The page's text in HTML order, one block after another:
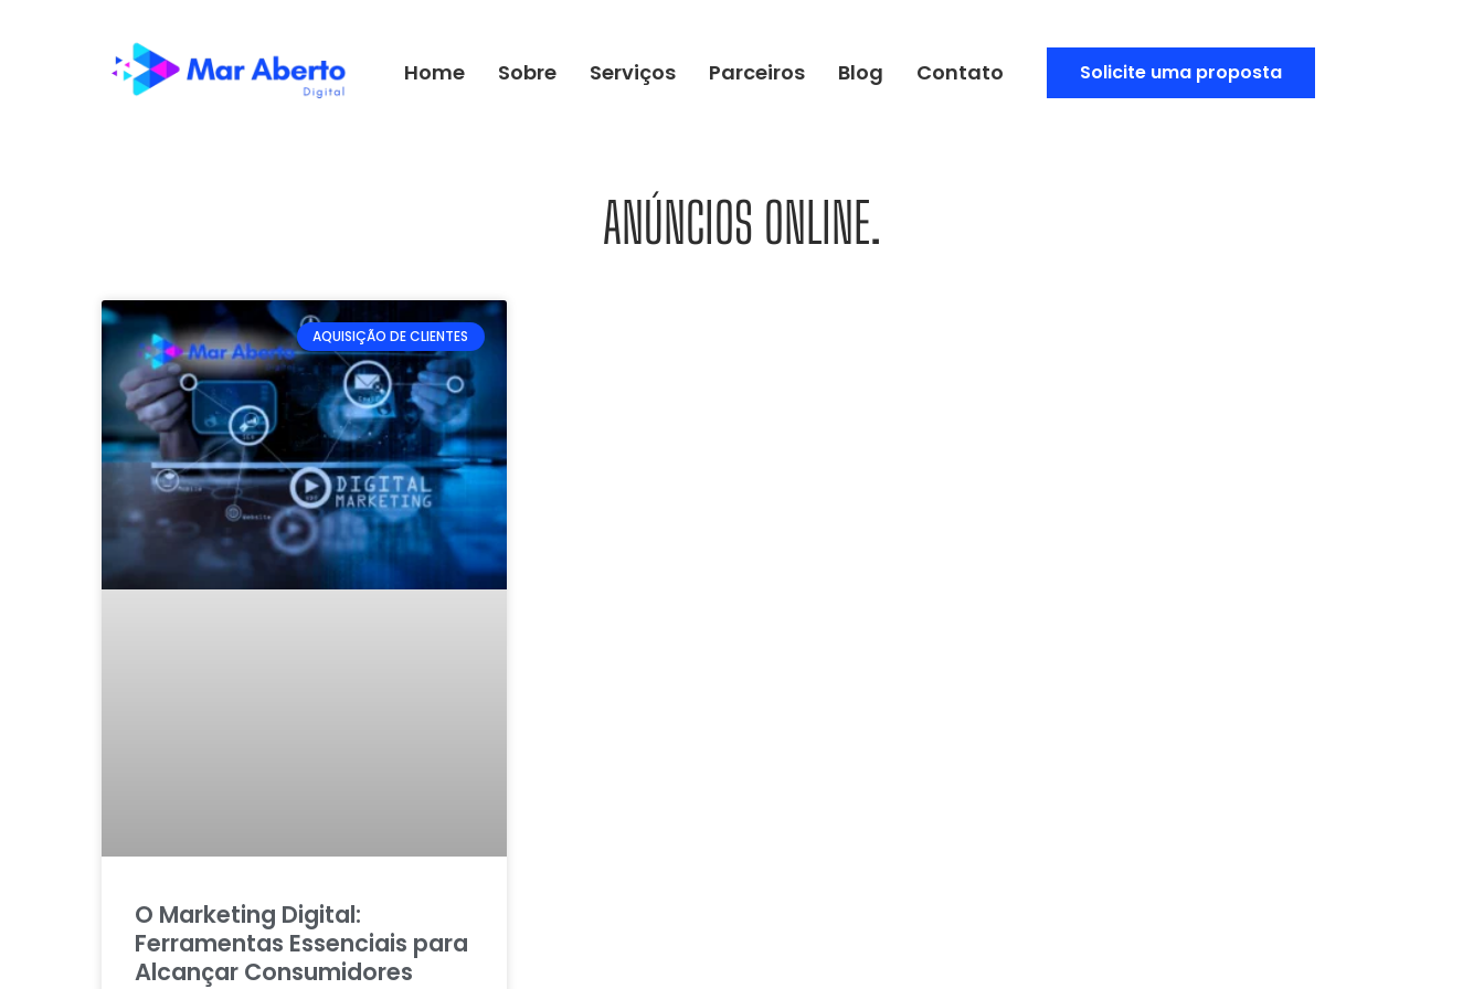
Home Sobre Serviços Parceiros Blog Contato Solicite uma proposta
ANÚNCIOS ONLINE.
AQUISIÇÃO DE CLIENTES
O Marketing Digital:
Ferramentas Essenciais para
Alcançar Consumidores